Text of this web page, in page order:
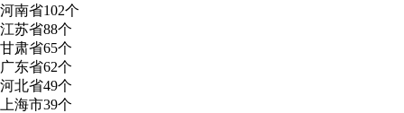
河南省102个
江苏省88个
甘肃省65个
广东省62个
河北省49个
上海市39个